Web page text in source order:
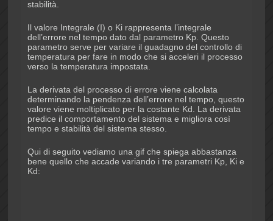
stabilità.
Il valore Integrale (I) o Ki rappresenta l’integrale
dell’errore nel tempo dato dal parametro Kp. Questo
parametro serve per variare il guadagno del controllo di
temperatura per fare in modo che si acceleri il processo
verso la temperatura impostata.
La derivata del processo di errore viene calcolata
determinando la pendenza dell’errore nel tempo, questo
valore viene moltiplicato per la costante Kd. La derivata
predice il comportamento del sistema e migliora così
tempo e stabilità del sistema stesso.
Qui di seguito vediamo una gif che spiega abbastanza
bene quello che accade variando i tre parametri Kp, Ki e
Kd: